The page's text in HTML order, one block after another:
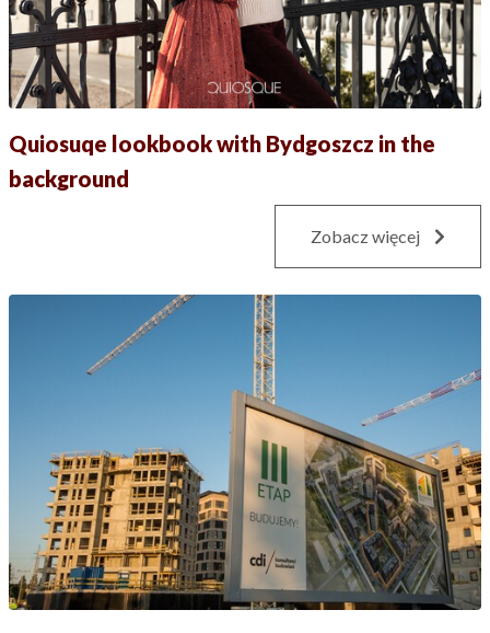
Quiosuqe lookbook with Bydgoszcz in the
background
Zobacz więcej